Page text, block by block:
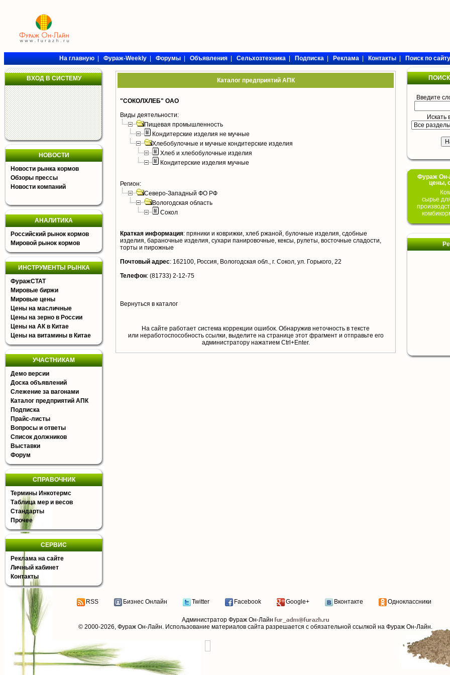
На главную|Фураж-Weekly|Форумы|Объявления|Сельхозтехника|Подписка|Реклама|Контакты|Поиск по сайту
ВХОД В СИСТЕМУ
НОВОСТИ
Новости рынка кормов
Обзоры прессы
Новости компаний
АНАЛИТИКА
Российский рынок кормов
Мировой рынок кормов
ИНСТРУМЕНТЫ РЫНКА
ФуражСТАТ
Мировые биржи
Мировые цены
Цены на масличные
Цены на зерно в России
Цены на АК в Китае
Цены на витамины в Китае
УЧАСТНИКАМ
Демо версии
Доска объявлений
Слежение за вагонами
Каталог предприятий АПК
Подписка
Прайс-листы
Вопросы и ответы
Список должников
Выставки
Форум
СПРАВОЧНИК
Термины Инкотермс
Таблица мер и весов
Стандарты
Прочее
СЕРВИС
Реклама на сайте
Личный кабинет
Контакты
Каталог предприятий АПК
"СОКОЛХЛЕБ" ОАО
Виды деятельности:
Пищевая промышленность
Кондитерские изделия не мучные
Хлебобулочные и мучные кондитерские изделия
Хлеб и хлебобулочные изделия
Кондитерские изделия мучные
Регион:
Северо-Западный ФО РФ
Вологодская область
Сокол
Краткая информация: пряники и коврижки, хлеб ржаной, булочные изделия, сдобные
изделия, бараночные изделия, сухари панировочные, кексы, рулеты, восточные сладости,
торты и пирожные
Почтовый адрес: 162100, Россия, Вологодская обл., г. Сокол, ул. Горького, 22
Телефон: (81733) 2-12-75
Вернуться в каталог
На сайте работает система коррекции ошибок. Обнаружив неточность в тексте
или неработоспособность ссылки, выделите на странице этот фрагмент и отправьте его
aдминистратору нажатием Ctrl+Enter.
Введите
Искать
Фураж Он-
цены,
сырье
RSS Бизнес Онлайн Twitter Facebook Google+ Вконтакте Одноклассники
Администратор Фураж Он-Лайн
© 2000-2026, Фураж Он-Лайн. Использование материалов сайта разрешается с обязательной ссылкой на Фураж Он-Лайн.